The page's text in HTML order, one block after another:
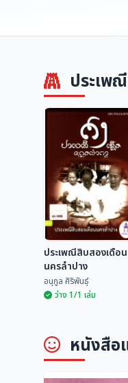
ประเพ
นครลำปาง
อนุกูล ศิริพันธุ์
ประเพณีสิบสองเดือน
นครลำปาง
อนุกูล ศิริพันธุ์
ว่าง 1/1 เล่ม
หนังสือ